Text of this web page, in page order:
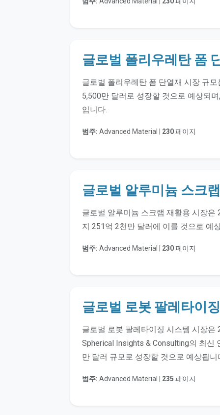
글로벌 폴리우레탄 폼
글로벌 폴리우레탄 폼 단열재 시장 규
5,500만 달러로 성장할 것으로 예상되
입니다.
범주: Advanced Material | 230페이지
글로벌 알루미늄 스크
글로벌 알루미늄 스크랩 재활용 시장
지 251억 2천만 달러에 이를 것으로 예
범주: Advanced Material | 230페이지
글로벌 로봇 팔레타이
글로벌 로봇 팔레타이징 시스템 시장
Spherical Insights & Consulting의 최신
만 달러 규모로 성장할 것으로 예상됩니
범주: Advanced Material | 235 페이지